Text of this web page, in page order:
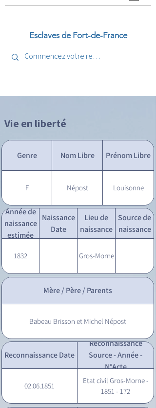
Esclaves de Fort-de-France
Vie en liberté
Genre Nom Libre Prénom Libre
F Népost Louisonne
Année de
naissance
estimée
Naissance
Date
Lieu de
naissance
Source de
naissance
1832 Gros-Morne
Mère / Père / Parents
Babeau Brisson et Michel Népost
Reconnaissance Date
Reconnaissance
Source - Année -
N°Acte
02.06.1851
Etat civil Gros-Morne -
1851 - 172